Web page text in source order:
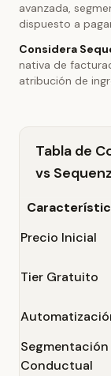
avanzada,
dispuesto a
Considera
nativa de
atribución de
Tabla de
vs
Precio Inicial
Tier Gratuito
Segmentación
Conductual